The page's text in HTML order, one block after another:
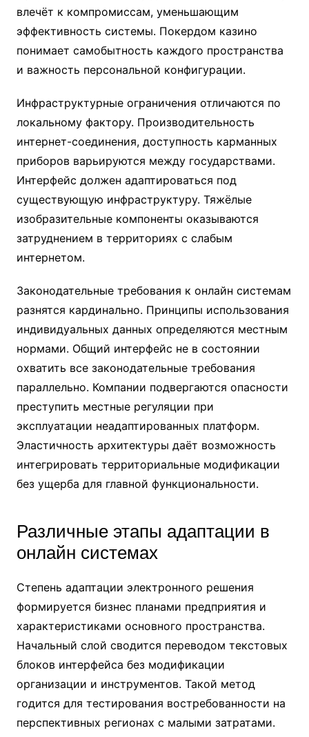
влечёт к компромиссам, уменьшающим
эффективность системы. Покердом казино
понимает самобытность каждого пространства
и важность персональной конфигурации.
Инфраструктурные ограничения отличаются по
локальному фактору. Производительность
интернет-соединения, доступность карманных
приборов варьируются между государствами.
Интерфейс должен адаптироваться под
существующую инфраструктуру. Тяжёлые
изобразительные компоненты оказываются
затруднением в территориях с слабым
интернетом.
Законодательные требования к онлайн системам
разнятся кардинально. Принципы использования
индивидуальных данных определяются местным
нормами. Общий интерфейс не в состоянии
охватить все законодательные требования
параллельно. Компании подвергаются опасности
преступить местные регуляции при
эксплуатации неадаптированных платформ.
Эластичность архитектуры даёт возможность
интегрировать территориальные модификации
без ущерба для главной функциональности.
Различные этапы адаптации в
онлайн системах
Степень адаптации электронного решения
формируется бизнес планами предприятия и
характеристиками основного пространства.
Начальный слой сводится переводом текстовых
блоков интерфейса без модификации
организации и инструментов. Такой метод
годится для тестирования востребованности на
перспективных регионах с малыми затратами.